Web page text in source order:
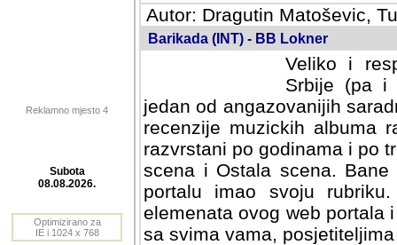
Reklamno mjesto 4
Autor: Dragutin Matoševic,
Barikada (INT) - BB Lokner
Veliko i
Srbije (pa i
jedan od angazovanijih
recenzije muzickih albuma
razvrstani po godinama i po
scena i Ostala scena.
portalu imao svoju
elemenata ovog web portala
sa svima vama,